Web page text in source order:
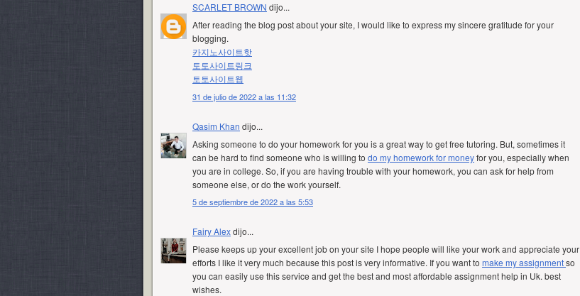
SCARLET BROWN dijo...
After reading the blog post about your site, I would like to express my sincere gratitude for your
blogging.
카지노사이트핫
토토사이트링크
토토사이트웹
31 de julio de 2022 a las 11:32
Qasim Khan dijo...
Asking someone to do your homework for you is a great way to get free tutoring. But, sometimes it
can be hard to find someone who is willing to do my homework for moneyfor you, especially when
you are in college. So, if you are having trouble with your homework, you can ask for help from
someone else, or do the work yourself.
5 de septiembre de 2022 a las 5:53
Fairy Alexdijo...
Please keeps up your excellent job on your site I hope people will like your work and appreciate your
efforts I like it very much because this post is very informative. If you want to make my assignmentso
you can easily use this service and get the best and most affordable assignment help in Uk. best
wishes.